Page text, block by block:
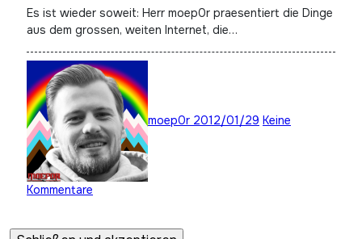
Es ist wieder soweit: Herr moep0r praesentiert die Dinge
aus dem grossen, weiten Internet, die…
moep0r 2012/01/29 Keine
Kommentare